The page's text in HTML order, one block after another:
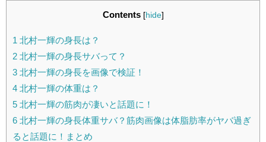
Contents [hide]
1 北村一輝の身長は？
2 北村一輝の身長サバって？
3 北村一輝の身長を画像で検証！
4 北村一輝の体重は？
5 北村一輝の筋肉が凄いと話題に！
6 北村一輝の身長体重サバ？筋肉画像は体脂肪率がヤバ過ぎ
ると話題に！まとめ